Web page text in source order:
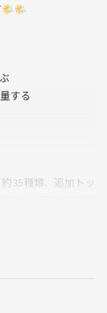
す🌤️🌤️
する
35種類、追加トッ
トになった単品メ